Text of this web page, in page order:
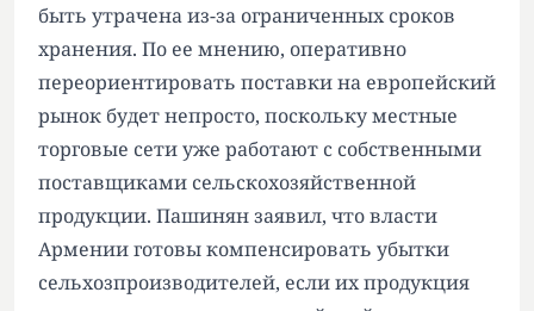
быть утрачена из-за ограниченных сроков
хранения. По ее мнению, оперативно
переориентировать поставки на европейский
рынок будет непросто, поскольку местные
торговые сети уже работают с собственными
поставщиками сельскохозяйственной
продукции. Пашинян заявил, что власти
Армении готовы компенсировать убытки
сельхозпроизводителей, если их продукция